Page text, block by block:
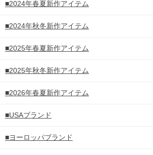
■2024年春夏新作アイテム
■2024年秋冬新作アイテム
■2025年春夏新作アイテム
■2025年秋冬新作アイテム
■2026年春夏新作アイテム
■USAブランド
■ヨーロッパブランド